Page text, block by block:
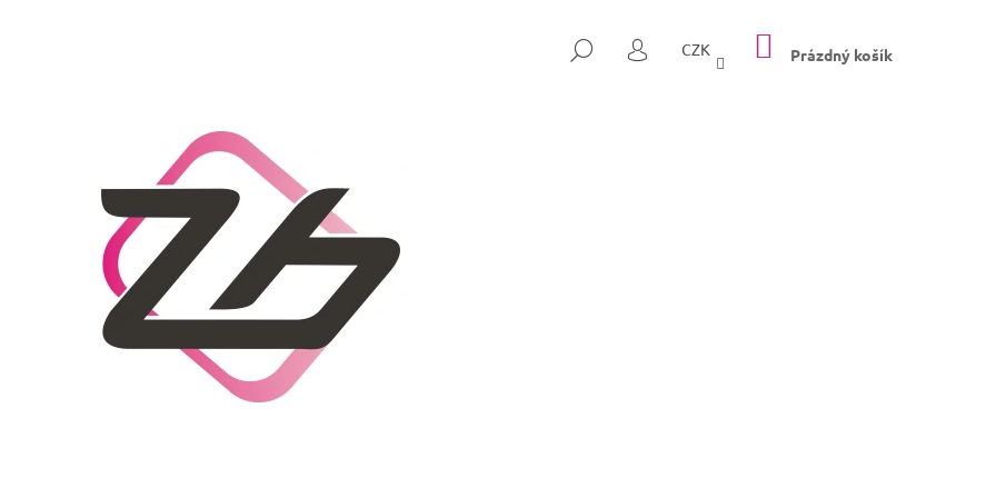
HLEDAT
PŘIHLÁŠENÍ
CZK NÁKUPNÍ
KOŠÍK
Prázdný košík
HLEDAT
DOPORUČUJEME